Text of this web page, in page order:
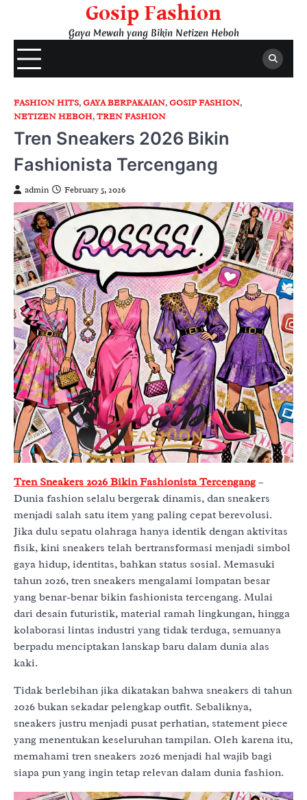
content
Gosip Fashion
Gaya Mewah yang Bikin Netizen Heboh
FASHION HITS,GAYA BERPAKAIAN,GOSIP FASHION,
NETIZEN HEBOH,TREN FASHION
Tren Sneakers 2026 Bikin
Fashionista Tercengang
admin February 5, 2026
Tren Sneakers 2026 Bikin Fashionista Tercengang –
Dunia fashion selalu bergerak dinamis, dan sneakers
menjadi salah satu item yang paling cepat berevolusi.
Jika dulu sepatu olahraga hanya identik dengan aktivitas
fisik, kini sneakers telah bertransformasi menjadi simbol
gaya hidup, identitas, bahkan status sosial. Memasuki
tahun 2026, tren sneakers mengalami lompatan besar
yang benar-benar bikin fashionista tercengang. Mulai
dari desain futuristik, material ramah lingkungan, hingga
kolaborasi lintas industri yang tidak terduga, semuanya
berpadu menciptakan lanskap baru dalam dunia alas
kaki.
Tidak berlebihan jika dikatakan bahwa sneakers di tahun
2026 bukan sekadar pelengkap outfit. Sebaliknya,
sneakers justru menjadi pusat perhatian, statement piece
yang menentukan keseluruhan tampilan. Oleh karena itu,
memahami tren sneakers 2026 menjadi hal wajib bagi
siapa pun yang ingin tetap relevan dalam dunia fashion.